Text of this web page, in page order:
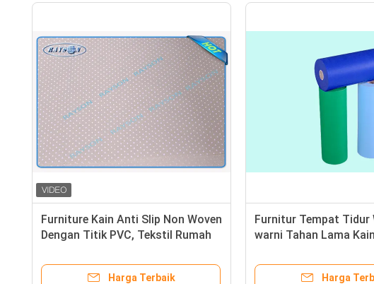
Furniture Kain Anti Slip Non Woven
Dengan Titik PVC, Tekstil Rumah
Harga Terbaik
Furnitur Tempat Tidur
warni Tahan Lama
Harga